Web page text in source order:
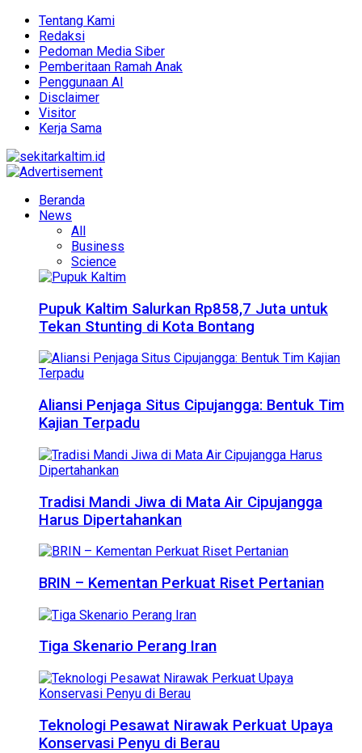
Tentang Kami
Redaksi
Pedoman Media Siber
Pemberitaan Ramah Anak
Penggunaan AI
Disclaimer
Visitor
Kerja Sama
Beranda
News
All
Business
Science
Pupuk Kaltim Salurkan Rp858,7 Juta untuk
Tekan Stunting di Kota Bontang
Aliansi Penjaga Situs Cipujangga: Bentuk Tim
Kajian Terpadu
Tradisi Mandi Jiwa di Mata Air Cipujangga
Harus Dipertahankan
BRIN – Kementan Perkuat Riset Pertanian
Tiga Skenario Perang Iran
Teknologi Pesawat Nirawak Perkuat Upaya
Konservasi Penyu di Berau